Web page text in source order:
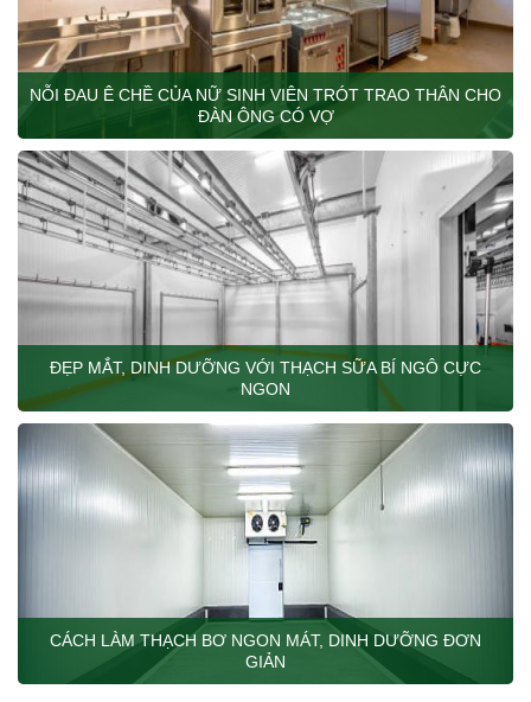
NỖI ĐAU Ê CHỀ CỦA NỮ SINH VIÊN TRÓT TRAO THÂN CHO
ĐÀN ÔNG CÓ VỢ
ĐẸP MẮT, DINH DƯỠNG VỚI THẠCH SỮA BÍ NGÔ CỰC
NGON
CÁCH LÀM THẠCH BƠ NGON MÁT, DINH DƯỠNG ĐƠN
GIẢN